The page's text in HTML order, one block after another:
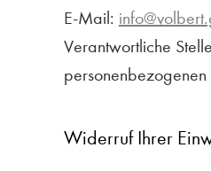
E-Mail:
Verantwortliche
Widerruf Ihrer